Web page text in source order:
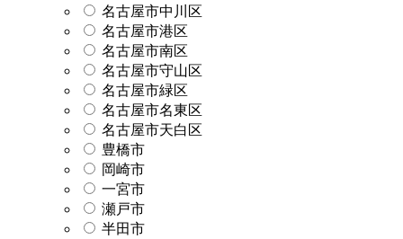
名古屋市中川区
名古屋市港区
名古屋市南区
名古屋市守山区
名古屋市緑区
名古屋市名東区
名古屋市天白区
豊橋市
岡崎市
一宮市
瀬戸市
半田市